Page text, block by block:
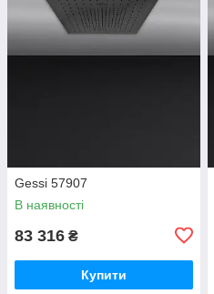
Gessi 57907
В наявності
83 316 ₴
Купити